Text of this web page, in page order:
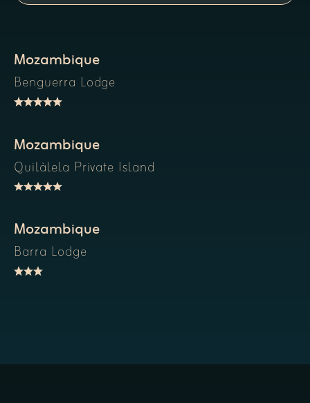
Mozambique
Benguerra Lodge
Mozambique
Quilàlela Private Island
Mozambique
Barra Lodge